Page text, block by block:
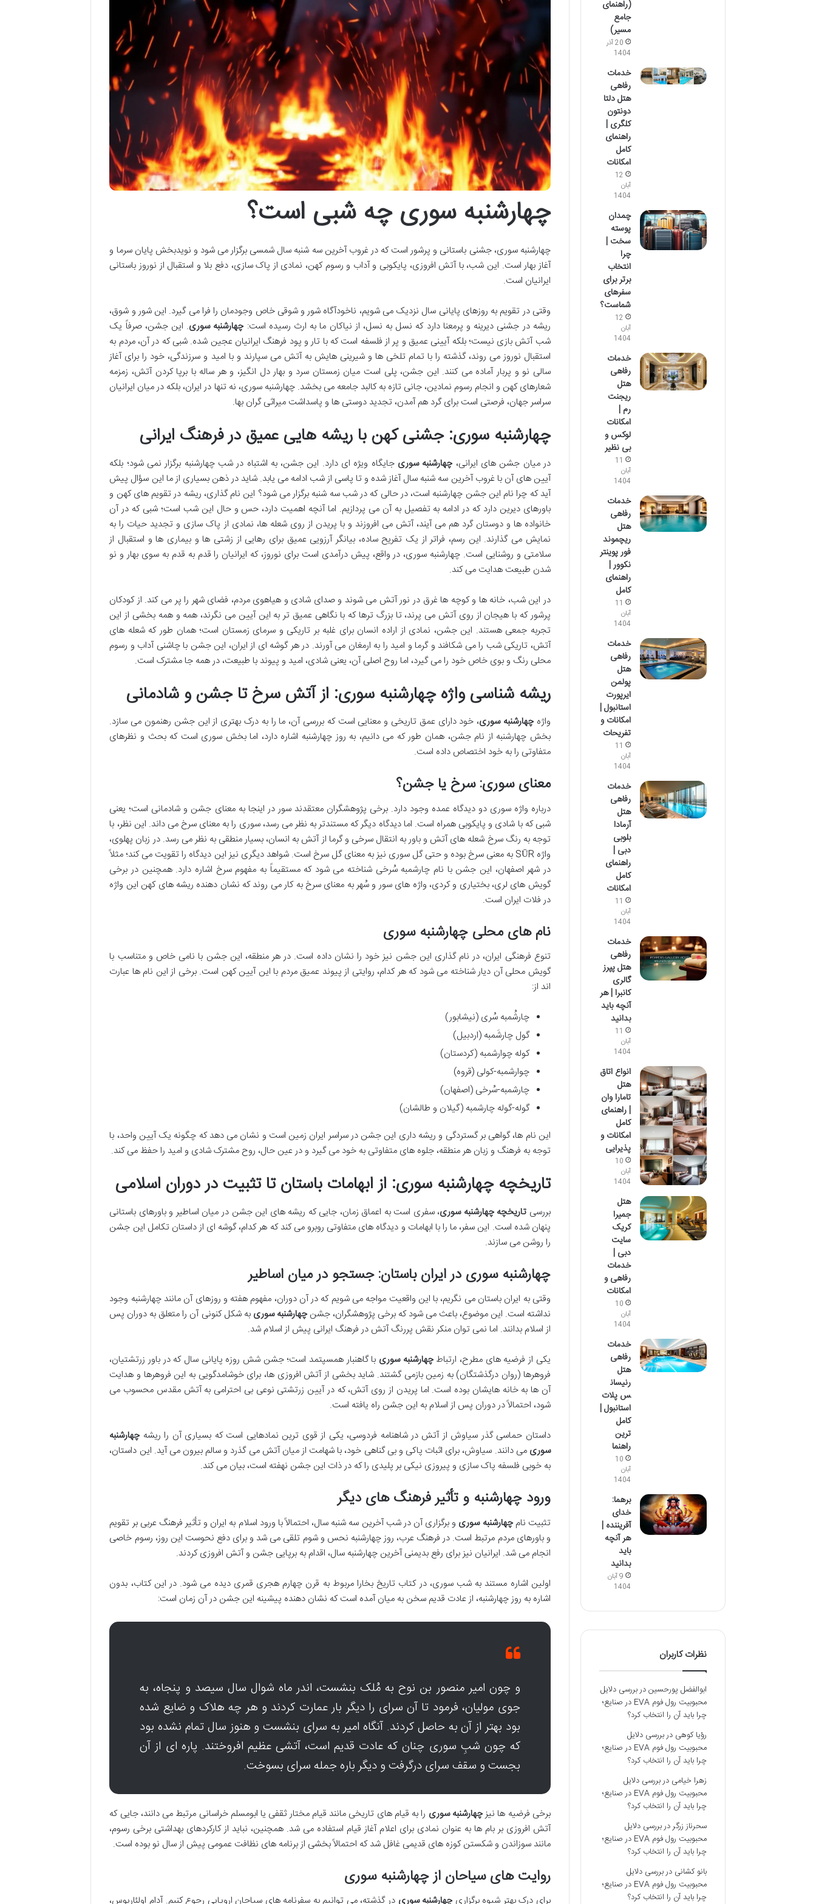
چهارشنبه سوری چه شبی است؟
چهارشنبه سوری، جشنی باستانی و پرشور است که در غروب آخرین سه شنبه سال شمسی برگزار می شود و نویدبخش پایان سرما و
آغاز بهار است. این شب، با آتش افروزی، پایکوبی و آداب و رسوم کهن، نمادی از پاک سازی، دفع بلا و استقبال از نوروز باستانی
ایرانیان است.
وقتی در تقویم به روزهای پایانی سال نزدیک می شویم، ناخودآگاه شور و شوقی خاص وجودمان را فرا می گیرد. این شور و شوق،
ریشه در جشنی دیرینه و پرمعنا دارد که نسل به نسل، از نیاکان ما به ارث رسیده است:چهارشنبه سوری. این جشن، صرفاً یک
شب آتش بازی نیست؛ بلکه آیینی عمیق و پر از فلسفه است که با تار و پود فرهنگ ایرانیان عجین شده. شبی که در آن، مردم به
استقبال نوروز می روند، گذشته را با تمام تلخی ها و شیرینی هایش به آتش می سپارند و با امید و سرزندگی، خود را برای آغاز
سالی نو و پربار آماده می کنند. این جشن، پلی است میان زمستان سرد و بهار دل انگیز، و هر ساله با برپا کردن آتش، زمزمه
شعارهای کهن و انجام رسوم نمادین، جانی تازه به کالبد جامعه می بخشد. چهارشنبه سوری، نه تنها در ایران، بلکه در میان ایرانیان
سراسر جهان، فرصتی است برای گرد هم آمدن، تجدید دوستی ها و پاسداشت میراثی گران بها.
چهارشنبه سوری: جشنی کهن با ریشه هایی عمیق در فرهنگ ایرانی
در میان جشن های ایرانی،چهارشنبه سوری جایگاه ویژه ای دارد. این جشن، به اشتباه در شب چهارشنبه برگزار نمی شود؛ بلکه
آیین های آن با غروب آخرین سه شنبه سال آغاز شده و تا پاسی از شب ادامه می یابد. شاید در ذهن بسیاری از ما این سؤال پیش
آید که چرا نام این جشن چهارشنبه است، در حالی که در شب سه شنبه برگزار می شود؟ این نام گذاری، ریشه در تقویم های کهن و
باورهای دیرین دارد که در ادامه به تفصیل به آن می پردازیم. اما آنچه اهمیت دارد، حس و حال این شب است؛ شبی که در آن
خانواده ها و دوستان گرد هم می آیند، آتش می افروزند و با پریدن از روی شعله ها، نمادی از پاک سازی و تجدید حیات را به
نمایش می گذارند. این رسم، فراتر از یک تفریح ساده، بیانگر آرزویی عمیق برای رهایی از زشتی ها و بیماری ها و استقبال از
سلامتی و روشنایی است. چهارشنبه سوری، در واقع، پیش درآمدی است برای نوروز، که ایرانیان را قدم به قدم به سوی بهار و نو
شدن طبیعت هدایت می کند.
در این شب، خانه ها و کوچه ها غرق در نور آتش می شوند و صدای شادی و هیاهوی مردم، فضای شهر را پر می کند. از کودکان
پرشور که با هیجان از روی آتش می پرند، تا بزرگ ترها که با نگاهی عمیق تر به این آیین می نگرند، همه و همه بخشی از این
تجربه جمعی هستند. این جشن، نمادی از اراده انسان برای غلبه بر تاریکی و سرمای زمستان است؛ همان طور که شعله های
آتش، تاریکی شب را می شکافند و گرما و امید را به ارمغان می آورند. در هر گوشه ای از ایران، این جشن با چاشنی آداب و رسوم
محلی رنگ و بوی خاص خود را می گیرد، اما روح اصلی آن، یعنی شادی، امید و پیوند با طبیعت، در همه جا مشترک است.
ریشه شناسی واژه چهارشنبه سوری: از آتش سرخ تا جشن و شادمانی
واژهچهارشنبه سوری، خود دارای عمق تاریخی و معنایی است که بررسی آن، ما را به درک بهتری از این جشن رهنمون می سازد.
بخش چهارشنبه از نام جشن، همان طور که می دانیم، به روز چهارشنبه اشاره دارد، اما بخش سوری است که بحث و نظرهای
متفاوتی را به خود اختصاص داده است.
معنای سوری: سرخ یا جشن؟
درباره واژه سوری دو دیدگاه عمده وجود دارد. برخی پژوهشگران معتقدند سور در اینجا به معنای جشن و شادمانی است؛ یعنی
شبی که با شادی و پایکوبی همراه است. اما دیدگاه دیگر که مستندتر به نظر می رسد، سوری را به معنای سرخ می داند. این نظر، با
توجه به رنگ سرخ شعله های آتش و باور به انتقال سرخی و گرما از آتش به انسان، بسیار منطقی به نظر می رسد. در زبان پهلوی،
واژه SŪR به معنی سرخ بوده و حتی گل سوری نیز به معنای گل سرخ است. شواهد دیگری نیز این دیدگاه را تقویت می کند؛ مثلاً
در شهر اصفهان، این جشن با نام چارشمبه سُرخی شناخته می شود که مستقیماً به مفهوم سرخ اشاره دارد. همچنین در برخی
گویش های لری، بختیاری و کردی، واژه های سور و سُهر به معنای سرخ به کار می روند که نشان دهنده ریشه های کهن این واژه
در فلات ایران است.
نام های محلی چهارشنبه سوری
تنوع فرهنگی ایران، در نام گذاری این جشن نیز خود را نشان داده است. در هر منطقه، این جشن با نامی خاص و متناسب با
گویش محلی آن دیار شناخته می شود که هر کدام، روایتی از پیوند عمیق مردم با این آیین کهن است. برخی از این نام ها عبارت
اند از:
چارشُمبه سُری (نیشابور)
گول چارشَمبه (اردبیل)
کوله چوارشمبه (کردستان)
چوارشمبه-کولی (قروه)
چارشمبه-سُرخی (اصفهان)
گوله-گوله چارشمبه (گیلان و طالشان)
این نام ها، گواهی بر گستردگی و ریشه داری این جشن در سراسر ایران زمین است و نشان می دهد که چگونه یک آیین واحد، با
توجه به فرهنگ و زبان هر منطقه، جلوه های متفاوتی به خود می گیرد و در عین حال، روح مشترک شادی و امید را حفظ می کند.
تاریخچه چهارشنبه سوری: از ابهامات باستان تا تثبیت در دوران اسلامی
بررسی تاریخچه چهارشنبه سوری، سفری است به اعماق زمان، جایی که ریشه های این جشن در میان اساطیر و باورهای باستانی
پنهان شده است. این سفر، ما را با ابهامات و دیدگاه های متفاوتی روبرو می کند که هر کدام، گوشه ای از داستان تکامل این جشن
را روشن می سازند.
چهارشنبه سوری در ایران باستان: جستجو در میان اساطیر
وقتی به ایران باستان می نگریم، با این واقعیت مواجه می شویم که در آن دوران، مفهوم هفته و روزهای آن مانند چهارشنبه وجود
نداشته است. این موضوع، باعث می شود که برخی پژوهشگران، جشنچهارشنبه سوری به شکل کنونی آن را متعلق به دوران پس
از اسلام بدانند. اما نمی توان منکر نقش پررنگ آتش در فرهنگ ایرانی پیش از اسلام شد.
یکی از فرضیه های مطرح، ارتباطچهارشنبه سوری با گاهنبار همسپتمد است؛ جشن شش روزه پایانی سال که در باور زرتشتیان،
فروهرها (روان درگذشتگان) به زمین بازمی گشتند. شاید بخشی از آتش افروزی ها، برای خوشامدگویی به این فروهرها و هدایت
آن ها به خانه هایشان بوده است. اما پریدن از روی آتش، که در آیین زرتشتی نوعی بی احترامی به آتش مقدس محسوب می
شود، احتمالاً در دوران پس از اسلام به این جشن راه یافته است.
داستان حماسی گذر سیاوش از آتش در شاهنامه فردوسی، یکی از قوی ترین نمادهایی است که بسیاری آن را ریشهچهارشنبه
سوری می دانند. سیاوش، برای اثبات پاکی و بی گناهی خود، با شهامت از میان آتش می گذرد و سالم بیرون می آید. این داستان،
به خوبی فلسفه پاک سازی و پیروزی نیکی بر پلیدی را که در ذات این جشن نهفته است، بیان می کند.
ورود چهارشنبه و تأثیر فرهنگ های دیگر
تثبیت نامچهارشنبه سوری و برگزاری آن در شب آخرین سه شنبه سال، احتمالاً با ورود اسلام به ایران و تأثیر فرهنگ عربی بر تقویم
و باورهای مردم مرتبط است. در فرهنگ عرب، روز چهارشنبه نحس و شوم تلقی می شد و برای دفع نحوست این روز، رسوم خاصی
انجام می شد. ایرانیان نیز برای رفع بدیمنی آخرین چهارشنبه سال، اقدام به برپایی جشن و آتش افروزی کردند.
اولین اشاره مستند به شب سوری، در کتاب تاریخ بخارا مربوط به قرن چهارم هجری قمری دیده می شود. در این کتاب، بدون
اشاره به روز چهارشنبه، از عادت قدیم سخن به میان آمده است که نشان دهنده پیشینه این جشن در آن زمان است:
و چون امیر منصور بن نوح به مُلک بنشست، اندر ماه شوال سال سیصد و پنجاه، به
جوی مولیان، فرمود تا آن سرای را دیگر بار عمارت کردند و هر چه هلاک و ضایع شده
بود بهتر از آن به حاصل کردند. آنگاه امیر به سرای بنشست و هنوز سال تمام نشده بود
که چون شبِ سوری چنان که عادت قدیم است، آتشی عظیم افروختند. پاره ای از آن
بجست و سقف سرای درگرفت و دیگر باره جمله سرای بسوخت.
برخی فرضیه ها نیزچهارشنبه سوری را به قیام های تاریخی مانند قیام مختار ثقفی یا ابومسلم خراسانی مرتبط می دانند، جایی که
آتش افروزی بر بام ها به عنوان نمادی برای اعلام آغاز قیام استفاده می شد. همچنین، نباید از کارکردهای بهداشتی برخی رسوم،
مانند سوزاندن و شکستن کوزه های قدیمی غافل شد که احتمالاً بخشی از برنامه های نظافت عمومی پیش از سال نو بوده است.
روایت های سیاحان از چهارشنبه سوری
برای درک بهتر شیوه برگزاریچهارشنبه سوری در گذشته، می توانیم به سفرنامه های سیاحان اروپایی رجوع کنیم. آدام اولئاریوس،
(راهنمای
جامع
مسیر)
20 آذر
1404
خدمات
رفاهی
هتل دلتا
دونتون
کلگری |
راهنمای
کامل
امکانات
12
آبان
1404
چمدان
پوسته
سخت |
چرا
انتخاب
برتر برای
سفرهای
شماست؟
12
آبان
1404
خدمات
رفاهی
هتل
ریجنت
رم |
امکانات
لوکس و
بی نظیر
11
آبان
1404
خدمات
رفاهی
هتل
ریچموند
فور پوینتر
نکوور |
راهنمای
کامل
11
آبان
1404
خدمات
رفاهی
هتل
پولمن
ایرپورت
استانبول |
امکانات و
تفریحات
11
آبان
1404
خدمات
رفاهی
هتل
آرمادا
بلوبی
دبی |
راهنمای
کامل
امکانات
11
آبان
1404
خدمات
رفاهی
هتل پپرز
گالری
کانبرا | هر
آنچه باید
بدانید
11
آبان
1404
انواع اتاق
هتل
تامارا وان
| راهنمای
کامل
امکانات و
پذیرایی
10
آبان
1404
هتل
جمیرا
کریک
سایت
دبی |
خدمات
رفاهی و
امکانات
10
آبان
1404
خدمات
رفاهی
هتل
رنیسان
س پلات
استانبول |
کامل
ترین
راهنما
10
آبان
1404
برهما:
خدای
آفریننده |
هر آنچه
باید
بدانید
9 آبان
1404
نظرات کاربران
ابوالفضل پورحسیندربررسی دلایل
محبوبیت رول فوم EVA در صنایع؛
چرا باید آن را انتخاب کرد؟
رؤیا کوهی دربررسی دلایل
محبوبیت رول فوم EVA در صنایع؛
چرا باید آن را انتخاب کرد؟
زهرا خیامی دربررسی دلایل
محبوبیت رول فوم EVA در صنایع؛
چرا باید آن را انتخاب کرد؟
سحرناز زرگردربررسی دلایل
محبوبیت رول فوم EVA در صنایع؛
چرا باید آن را انتخاب کرد؟
بانو کشانی دربررسی دلایل
محبوبیت رول فوم EVA در صنایع؛
چرا باید آن را انتخاب کرد؟